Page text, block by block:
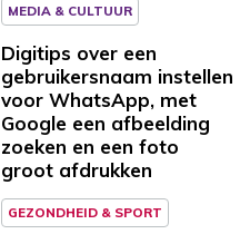
MEDIA & CULTUUR
Digitips over een
gebruikersnaam instellen
voor WhatsApp, met
Google een afbeelding
zoeken en een foto
groot afdrukken
GEZONDHEID & SPORT